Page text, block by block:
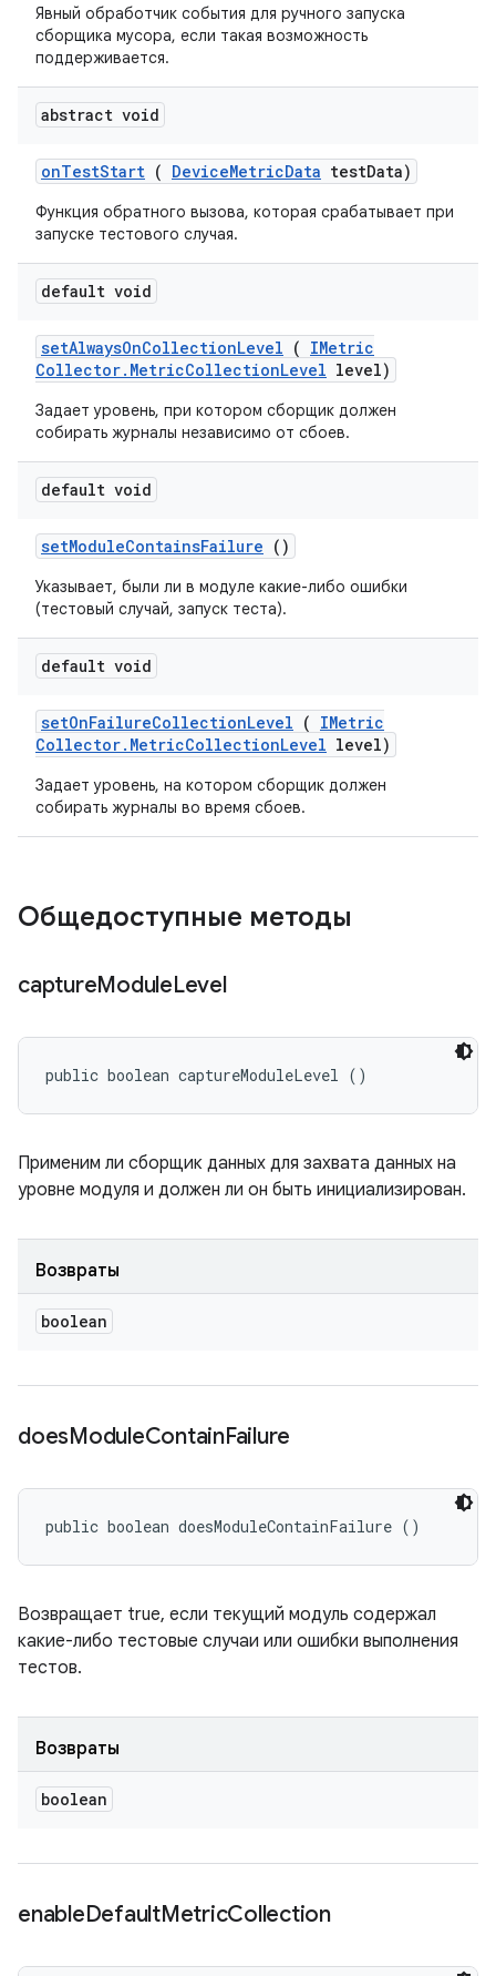
Явный обработчик события для ручного запуска
сборщика мусора, если такая возможность
поддерживается.
abstract void
onTestStart ( DeviceMetricData testData)
Функция обратного вызова, которая срабатывает при
запуске тестового случая.
default void
setAlwaysOnCollectionLevel ( IMetric
Collector. MetricCollectionLevel level)
Задает уровень, при котором сборщик должен
собирать журналы независимо от сбоев.
default void
setModuleContainsFailure ()
Указывает, были ли в модуле какие-либо ошибки
(тестовый случай, запуск теста).
default void
setOnFailureCollectionLevel ( IMetric
Collector. MetricCollectionLevel level)
Задает уровень, на котором сборщик должен
собирать журналы во время сбоев.
Общедоступные методы
captureModuleLevel
public boolean captureModuleLevel ()
Применим ли сборщик данных для захвата данных на
уровне модуля и должен ли он быть инициализирован.
Возвраты
boolean
doesModuleContainFailure
public boolean doesModuleContainFailure ()
Возвращает true, если текущий модуль содержал
какие-либо тестовые случаи или ошибки выполнения
тестов.
Возвраты
boolean
enableDefaultMetricCollection